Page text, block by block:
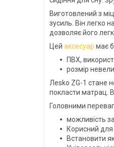
Виготовлений з
зусиль. Він легко
дозволяє його
Цей аксесуар має
ПВХ,
розмір
Леsko ZG-1 стане
покласти матрац.
Головними
можливість
Корисний
Встановити